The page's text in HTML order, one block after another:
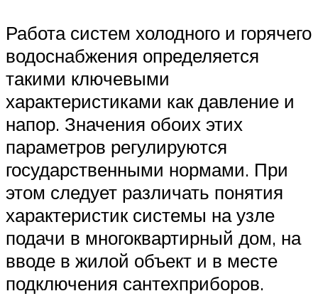
Работа систем холодного и горячего
водоснабжения определяется
такими ключевыми
характеристиками как давление и
напор. Значения обоих этих
параметров регулируются
государственными нормами. При
этом следует различать понятия
характеристик системы на узле
подачи в многоквартирный дом, на
вводе в жилой объект и в месте
подключения сантехприборов.